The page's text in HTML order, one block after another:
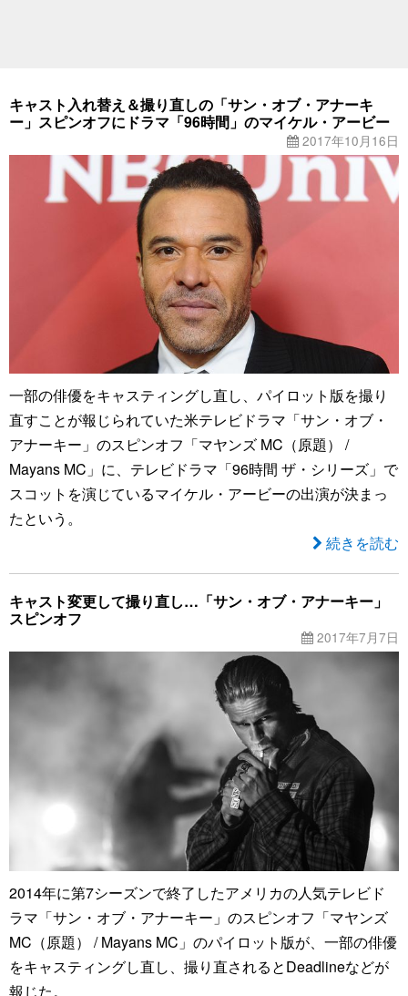
キャスト入れ替え＆撮り直しの「サン・オブ・アナーキ
ー」スピンオフにドラマ「96時間」のマイケル・アービー
2017年10月16日
一部の俳優をキャスティングし直し、パイロット版を撮り
直すことが報じられていた米テレビドラマ「サン・オブ・
アナーキー」のスピンオフ「マヤンズ MC（原題） /
Mayans MC」に、テレビドラマ「96時間 ザ・シリーズ」で
スコットを演じているマイケル・アービーの出演が決まっ
たという。
続きを読む
キャスト変更して撮り直し…「サン・オブ・アナーキー」
スピンオフ
2017年7月7日
2014年に第7シーズンで終了したアメリカの人気テレビド
ラマ「サン・オブ・アナーキー」のスピンオフ「マヤンズ
MC（原題） / Mayans MC」のパイロット版が、一部の俳優
をキャスティングし直し、撮り直されるとDeadlineなどが
報じた。